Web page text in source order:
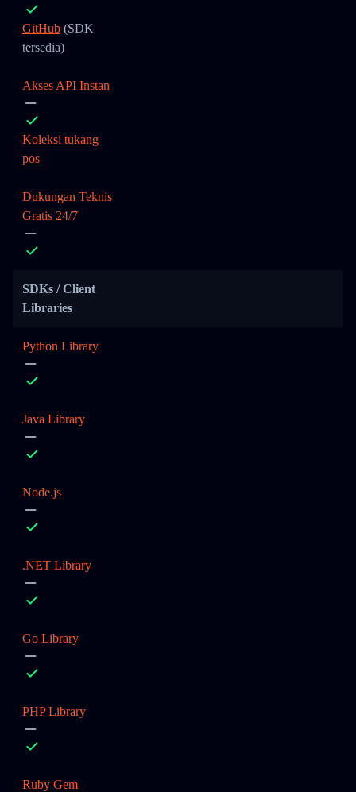
GitHub (SDK
tersedia)
Akses API Instan
Koleksi tukang
pos
Dukungan Teknis
Gratis 24/7
SDKs / Client
Libraries
Python Library
Java Library
Node.js
.NET Library
Go Library
PHP Library
Ruby Gem